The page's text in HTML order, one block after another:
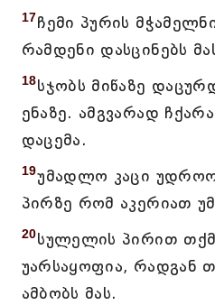
17ჩემი პურის
რამდენი დასცინებს
18სჯობს მიწაზე
ენაზე. ამგვარად
დაცემა.
19უმადლო კაცი უდროო
პირზე რომ აკერიათ
20სულელის პირით
უარსაყოფია, რადგან
ამბობს მას.